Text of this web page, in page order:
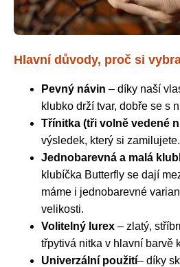
Hlavní důvody, proč si
Pevný návin – díky naší
klubko drží tvar, dobře se s
Třínitka (tři volně vedené
výsledek, který si zamilujete.
Jednobarevná a malá
klubíčka Butterfly se dají
máme i jednobarevné
velikosti.
Volitelný lurex – zlatý,
třpytivá nitka v hlavní barvě
Univerzální použití– díky